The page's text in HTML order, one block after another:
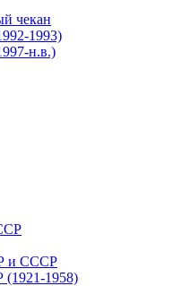
чекан
1993)
н.в.)
и СССР
1958)